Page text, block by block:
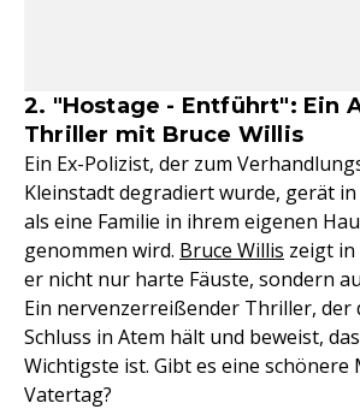
2. "Hostage - Entführt": Ein
Thriller mit Bruce Willis
Ein Ex-Polizist, der zum
Kleinstadt degradiert wurde, gerät
als eine Familie in ihrem eigenen
genommen wird. Bruce Willis zeigt in
er nicht nur harte Fäuste, sondern
Ein nervenzerreißender Thriller, der
Schluss in Atem hält und beweist,
Wichtigste ist. Gibt es eine schönere
Vatertag?